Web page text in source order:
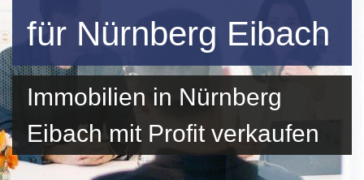
für Nürnberg Eibach
Immobilien in Nürnberg
Eibach mit Profit verkaufen